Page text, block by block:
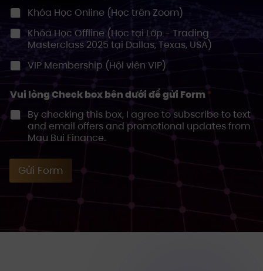
e
d
t
a
t
s
Khóa Học Online (Học trên Zoom)
Khóa Học Offline (Học tại Lớp - Trading
Masterclass 2025 tại Dallas, Texas, USA)
VIP Membership (Hội viên VIP)
Vui lòng Check box bên dưới để gửi Form *
By checking this box, I agree to subscribe to text
and email offers and promotional updates from
Mau Bui Finance.
Gửi Form